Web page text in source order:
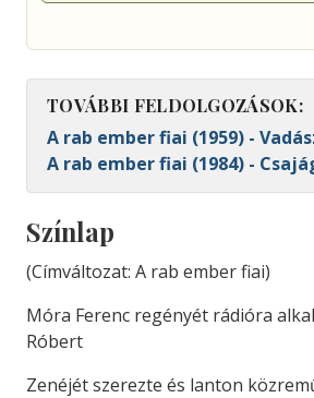
TOVÁBBI FELDOLGOZÁSOK:
A rab ember fiai (1959) -
A rab ember fiai (1984) -
Színlap
(Címváltozat: A rab ember fiai)
Móra Ferenc regényét rádióra
Róbert
Zenéjét szerezte és lanton